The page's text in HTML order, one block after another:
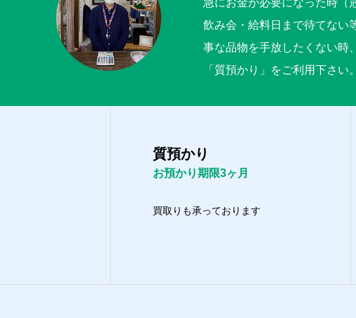
飲み会・給料日まで待てない
事な品物を手放したくない時
「質預かり」をご利用下さい。
質預かり
お預かり期限3ヶ月
買取りも承っております